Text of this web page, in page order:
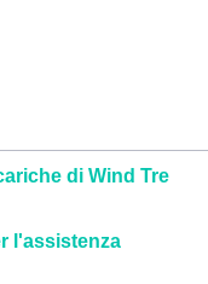
di Wind Tre
l'assistenza